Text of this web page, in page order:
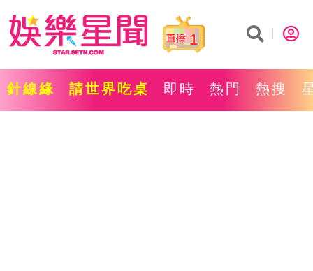
1
針線緣 請世界吃桌 即時 熱門 熱搜